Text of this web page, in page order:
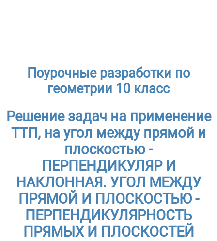
Поурочные разработки по
геометрии 10 класс
Решение задач на применение
ТТП, на угол между прямой и
плоскостью -
ПЕРПЕНДИКУЛЯР И
НАКЛОННАЯ. УГОЛ МЕЖДУ
ПРЯМОЙ И ПЛОСКОСТЬЮ -
ПЕРПЕНДИКУЛЯРНОСТЬ
ПРЯМЫХ И ПЛОСКОСТЕЙ